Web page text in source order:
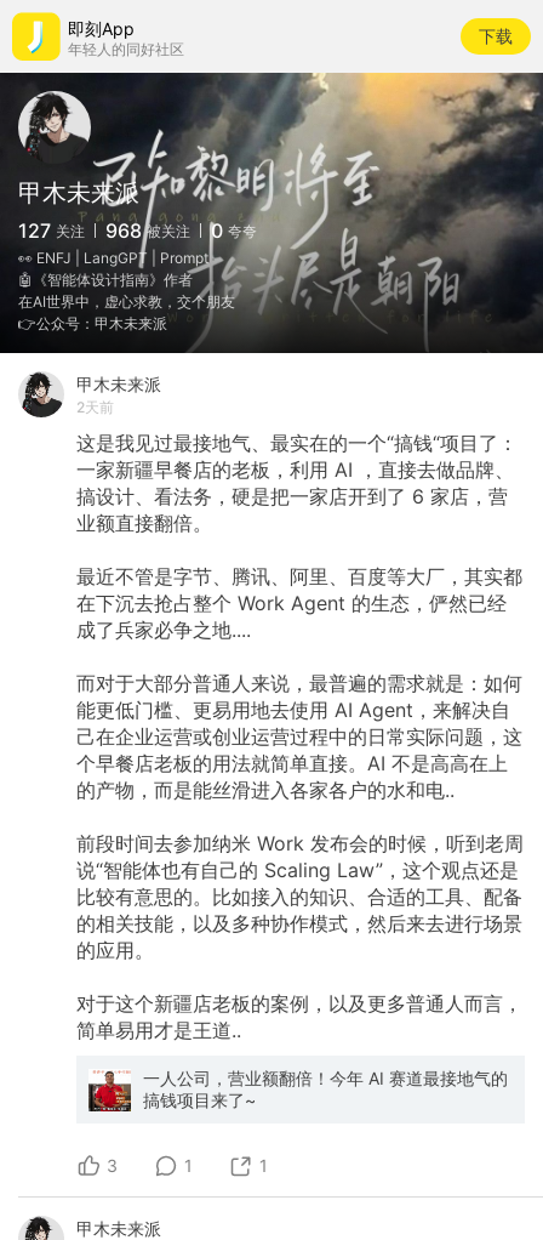
即刻App
年轻人的同好社区
下载
甲木未来派
127 关注 968 被关注 0 夸夸
👀 ENFJ | LangGPT | Prompt
🤖《智能体设计指南》作者
在AI世界中，虚心求教，交个朋友
👉公众号：甲木未来派
甲木未来派
2天前
这是我见过最接地气、最实在的一个“搞钱“项目了：
一家新疆早餐店的老板，利用 AI
，直接去做品牌、
搞设计、看法务，硬是把一家店开到了 6 家店，营
业额直接翻倍。
最近不管是字节、腾讯、阿里、百度等大厂，其实都
在下沉去抢占整个 Work Agent 的生态，俨然已经
成了兵家必争之地....
而对于大部分普通人来说，最普遍的需求就是：如何
能更低门槛、更易用地去使用 AI Agent，来解决自
己在企业运营或创业运营过程中的日常实际问题，这
个早餐店老板的用法就简单直接。AI 不是高高在上
的产物，而是能丝滑进入各家各户的水和电..
前段时间去参加纳米 Work 发布会的时候，听到老周
说“智能体也有自己的 Scaling Law”，这个观点还是
比较有意思的。比如接入的知识、合适的工具、配备
的相关技能，以及多种协作模式，然后来去进行场景
的应用。
对于这个新疆店老板的案例，以及更多普通人而言，
简单易用才是王道..
一人公司，营业额翻倍！今年 AI 赛道最接地气的
搞钱项目来了~
3 1 1
甲木未来派